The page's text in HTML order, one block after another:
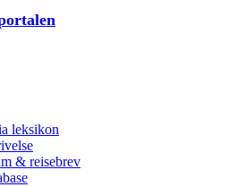
leksikon
& reisebrev